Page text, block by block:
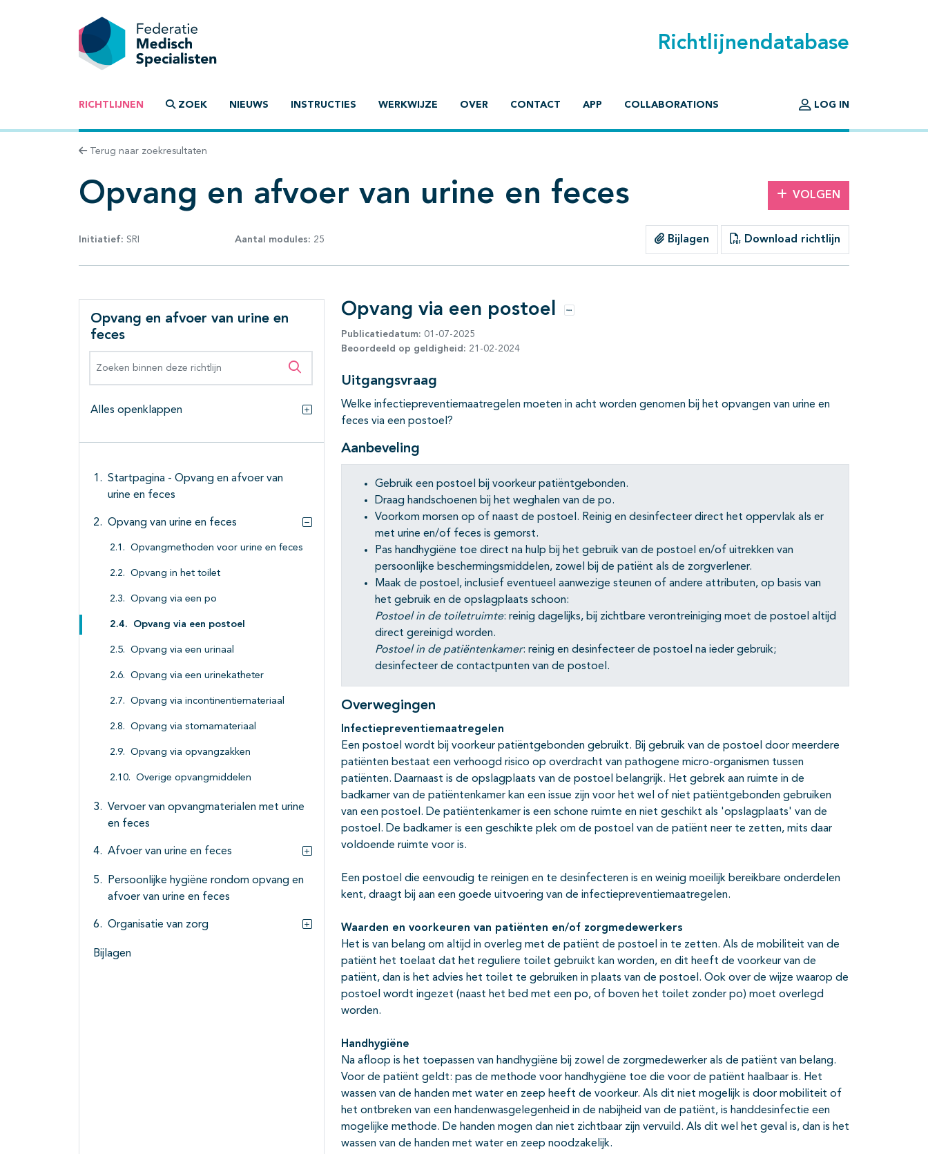
Richtlijnendatabase
RICHTLIJNEN ZOEK NIEUWS INSTRUCTIES WERKWIJZE OVER CONTACT APP COLLABORATIONS LOG IN
Terug naar zoekresultaten
Opvang en afvoer van urine en feces VOLGEN
Initiatief: SRI Aantal modules: 25 Bijlagen Download richtlijn
Opvang en afvoer van urine en
feces
Zoeken binnen deze richtlijn
Alles openklappen
Alles openklappen
Startpagina - Opvang en afvoer van
urine en feces
Opvang van urine en feces
Subpagina's open- en dichtklappen
Opvangmethoden voor urine en feces
Opvang in het toilet
Opvang via een po
Opvang via een postoel
Opvang via een urinaal
Opvang via een urinekatheter
Opvang via incontinentiemateriaal
Opvang via stomamateriaal
Opvang via opvangzakken
Overige opvangmiddelen
Vervoer van opvangmaterialen met urine
en feces
Afvoer van urine en feces
Persoonlijke hygiëne rondom opvang en
afvoer van urine en feces
Organisatie van zorg
Subpagina's open- en dichtklappen
Bijlagen
Opvang via een postoel Opties
Publicatiedatum: 01-07-2025
Beoordeeld op geldigheid: 21-02-2024
Uitgangsvraag
Welke infectiepreventiemaatregelen moeten in acht worden genomen bij het opvangen van urine en
feces via een postoel?
Aanbeveling
Gebruik een postoel bij voorkeur patiëntgebonden.
Draag handschoenen bij het weghalen van de po.
Voorkom morsen op of naast de postoel. Reinig en desinfecteer direct het oppervlak als er
met urine en/of feces is gemorst.
Pas handhygiëne toe direct na hulp bij het gebruik van de postoel en/of uitrekken van
persoonlijke beschermingsmiddelen, zowel bij de patiënt als de zorgverlener.
Maak de postoel, inclusief eventueel aanwezige steunen of andere attributen, op basis van
het gebruik en de opslagplaats schoon:
Postoel in de toiletruimte: reinig dagelijks, bij zichtbare verontreiniging moet de postoel altijd
direct gereinigd worden.
Postoel in de patiëntenkamer: reinig en desinfecteer de postoel na ieder gebruik;
desinfecteer de contactpunten van de postoel.
Overwegingen
Infectiepreventiemaatregelen
Een postoel wordt bij voorkeur patiëntgebonden gebruikt. Bij gebruik van de postoel door meerdere
patiënten bestaat een verhoogd risico op overdracht van pathogene micro-organismen tussen
patiënten. Daarnaast is de opslagplaats van de postoel belangrijk. Het gebrek aan ruimte in de
badkamer van de patiëntenkamer kan een issue zijn voor het wel of niet patiëntgebonden gebruiken
van een postoel. De patiëntenkamer is een schone ruimte en niet geschikt als 'opslagplaats' van de
postoel. De badkamer is een geschikte plek om de postoel van de patiënt neer te zetten, mits daar
voldoende ruimte voor is.
Een postoel die eenvoudig te reinigen en te desinfecteren is en weinig moeilijk bereikbare onderdelen
kent, draagt bij aan een goede uitvoering van de infectiepreventiemaatregelen.
Waarden en voorkeuren van patiënten en/of zorgmedewerkers
Het is van belang om altijd in overleg met de patiënt de postoel in te zetten. Als de mobiliteit van de
patiënt het toelaat dat het reguliere toilet gebruikt kan worden, en dit heeft de voorkeur van de
patiënt, dan is het advies het toilet te gebruiken in plaats van de postoel. Ook over de wijze waarop de
postoel wordt ingezet (naast het bed met een po, of boven het toilet zonder po) moet overlegd
worden.
Handhygiëne
Na afloop is het toepassen van handhygiëne bij zowel de zorgmedewerker als de patiënt van belang.
Voor de patiënt geldt: pas de methode voor handhygiëne toe die voor de patiënt haalbaar is. Het
wassen van de handen met water en zeep heeft de voorkeur. Als dit niet mogelijk is door mobiliteit of
het ontbreken van een handenwasgelegenheid in de nabijheid van de patiënt, is handdesinfectie een
mogelijke methode. De handen mogen dan niet zichtbaar zijn vervuild. Als dit wel het geval is, dan is het
wassen van de handen met water en zeep noodzakelijk.